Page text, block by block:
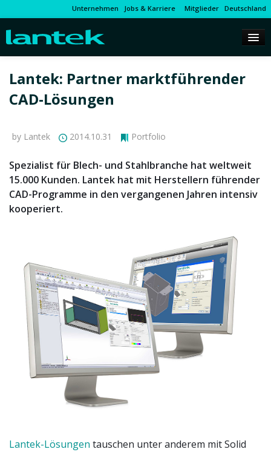
Unternehmen Jobs & Karriere Mitglieder Deutschland
Lantek: Partner marktführender
CAD-Lösungen
by Lantek 2014.10.31 Portfolio
Spezialist für Blech- und Stahlbranche hat weltweit
15.000 Kunden. Lantek hat mit Herstellern führender
CAD-Programme in den vergangenen Jahren intensiv
kooperiert.
Lantek-Lösungen tauschen unter anderem mit Solid